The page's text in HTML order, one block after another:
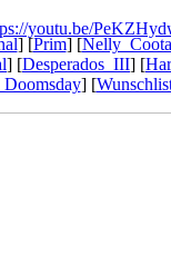
youtu.be/
] [Prim] [
] [Desperados_III] [
] [